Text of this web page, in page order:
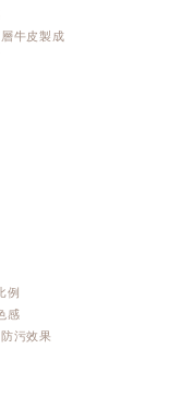
牛皮製成
例
感
污效果